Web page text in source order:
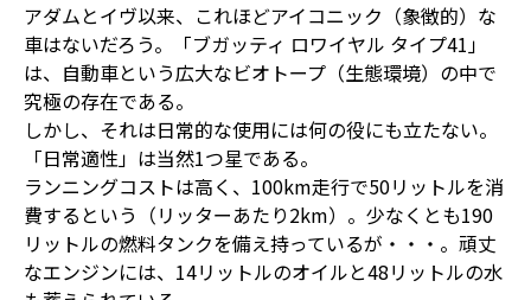
アダムとイヴ以来、これほどアイコニック（象徴的）な
車はないだろう。「ブガッティ ロワイヤル タイプ41」
は、自動車という広大なビオトープ（生態環境）の中で
究極の存在である。
しかし、それは日常的な使用には何の役にも立たない。
「日常適性」は当然1つ星である。
ランニングコストは高く、100km走行で50リットルを消
費するという（リッターあたり2km）。少なくとも190
リットルの燃料タンクを備え持っているが・・・。頑丈
なエンジンには、14リットルのオイルと48リットルの水